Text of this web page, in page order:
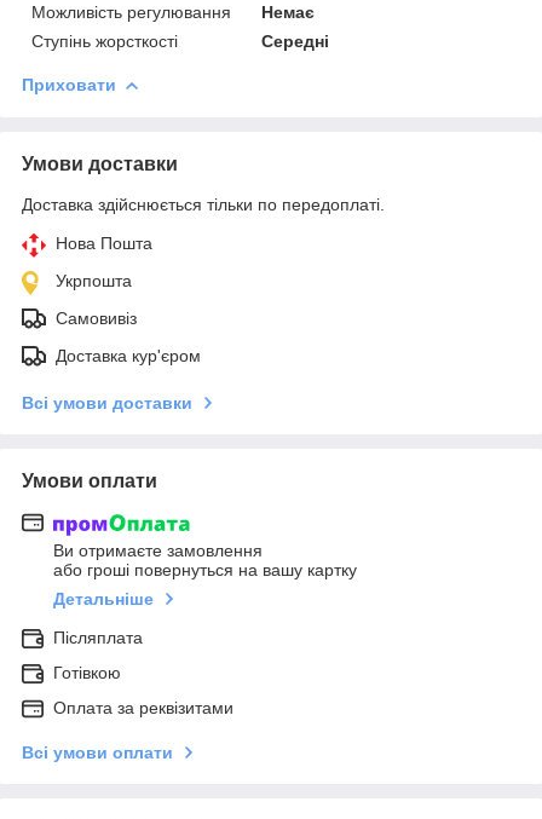
Можливість регулювання
Немає
Ступінь жорсткості
Середні
Приховати
Умови доставки
Доставка здійснюється тільки по передоплаті.
Нова Пошта
Укрпошта
Самовивіз
Доставка кур'єром
Всі умови доставки
Умови оплати
Ви отримаєте замовлення
або гроші повернуться на вашу картку
Детальніше
Післяплата
Готівкою
Оплата за реквізитами
Всі умови оплати